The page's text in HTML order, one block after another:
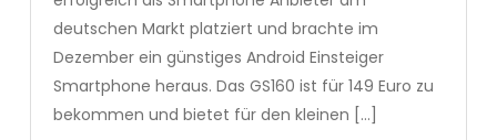
deutschen Markt platziert und brachte im
Dezember ein günstiges Android Einsteiger
Smartphone heraus. Das GS160 ist für 149 Euro zu
bekommen und bietet für den kleinen […]